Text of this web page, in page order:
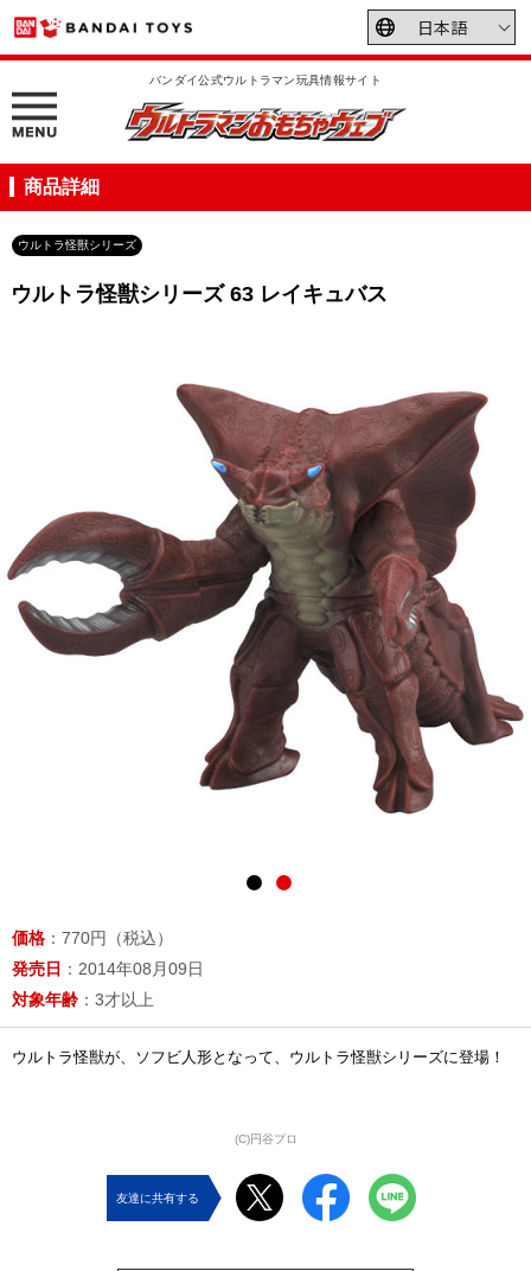
バンダイ公式ウルトラマン玩具情報サイト
商品詳細
ウルトラ怪獣シリーズ
ウルトラ怪獣シリーズ 63 レイキュバス
価格 ：770円（税込）
発売日 ：2014年08月09日
対象年齢 ：3才以上
ウルトラ怪獣が、ソフビ人形となって、ウルトラ怪獣シリーズに登場！
(C)円谷プロ
友達に共有する